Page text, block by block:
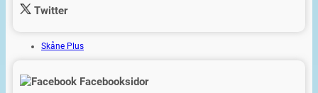
Twitter
Skåne Plus
Facebooksidor